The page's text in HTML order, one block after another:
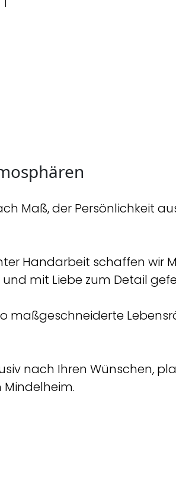
Maß, der Persönlichkeit
Handarbeit schaffen wir
mit Liebe zum Detail
maßgeschneiderte
nach Ihren Wünschen,